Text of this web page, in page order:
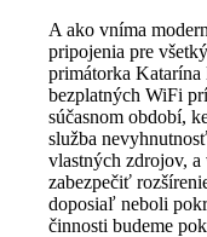
A ako vníma
pripojenia pre
primátorka Katarína
bezplatných WiFi
súčasnom období,
služba
vlastných zdrojov,
zabezpečiť
doposiaľ neboli
činnosti budeme